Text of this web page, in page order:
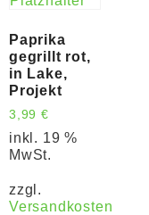
Paprika
gegrillt rot,
in Lake,
Projekt
3,99 €
inkl. 19 %
MwSt.
zzgl.
Versandkosten